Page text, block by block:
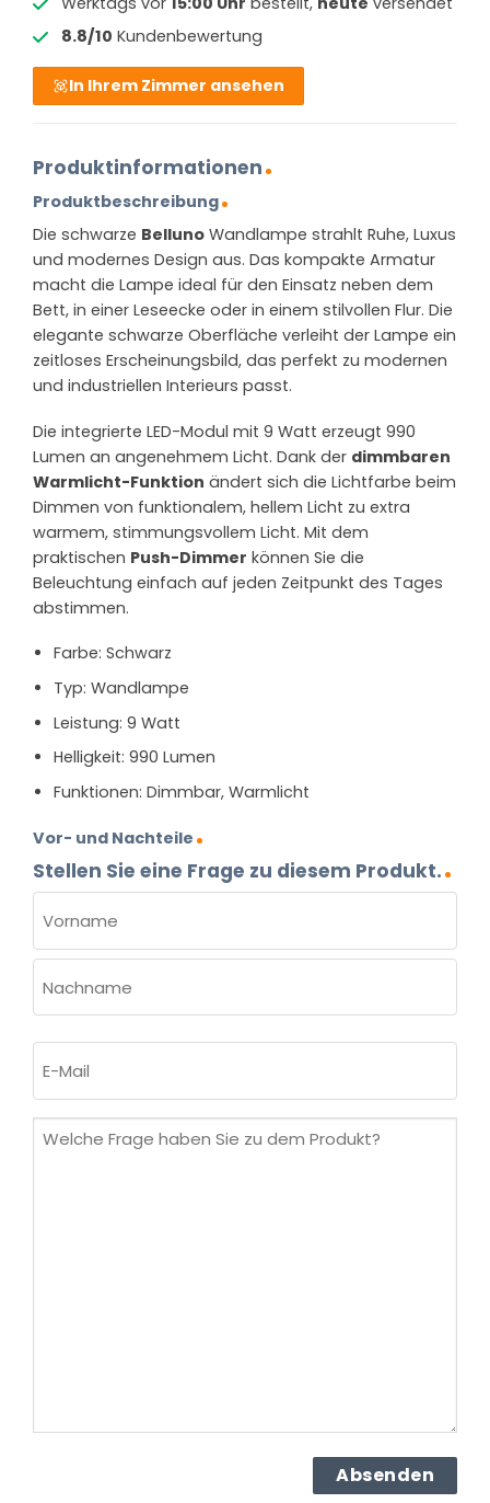
8.8/10 Kundenbewertung
In Ihrem Zimmer ansehen
Produktinformationen
Produktbeschreibung
Die schwarze Belluno Wandlampe strahlt Ruhe, Luxus
und modernes Design aus. Das kompakte Armatur
macht die Lampe ideal für den Einsatz neben dem
Bett, in einer Leseecke oder in einem stilvollen Flur. Die
elegante schwarze Oberfläche verleiht der Lampe ein
zeitloses Erscheinungsbild, das perfekt zu modernen
und industriellen Interieurs passt.
Die integrierte LED-Modul mit 9 Watt erzeugt 990
Lumen an angenehmem Licht. Dank der dimmbaren
Warmlicht-Funktion ändert sich die Lichtfarbe beim
Dimmen von funktionalem, hellem Licht zu extra
warmem, stimmungsvollem Licht. Mit dem
praktischen Push-Dimmer können Sie die
Beleuchtung einfach auf jeden Zeitpunkt des Tages
abstimmen.
Farbe: Schwarz
Typ: Wandlampe
Leistung: 9 Watt
Helligkeit: 990 Lumen
Funktionen: Dimmbar, Warmlicht
Vor- und Nachteile
Stellen Sie eine Frage zu diesem Produkt.
(ERFORDERLICH)
Vorname
Mail
Welche